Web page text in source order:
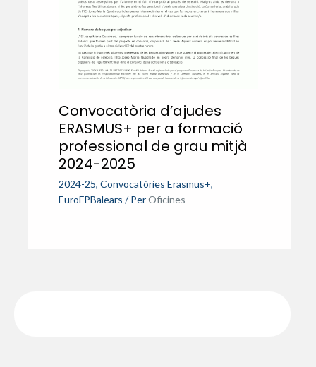
Convocatòria d’ajudes
ERASMUS+ per a formació
professional de grau mitjà
2024-2025
2024-25, Convocatòries Erasmus+,
EuroFPBalears / Per Oficines